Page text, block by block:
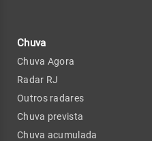
Chuva
Chuva Agora
Radar RJ
Outros radares
Chuva prevista
Chuva acumulada